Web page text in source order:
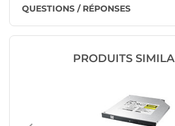
QUESTIONS / RÉPONSES
PRODUITS